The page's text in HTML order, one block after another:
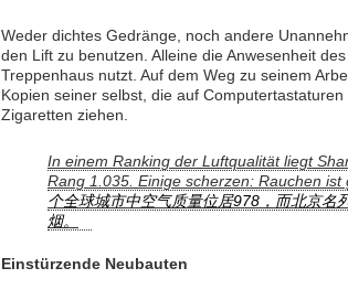
Weder dichtes Gedränge, noch andere
den Lift zu benutzen. Alleine die Anwesenheit
Treppenhaus nutzt. Auf dem Weg zu seinem
Kopien seiner selbst, die auf
Zigaretten ziehen.
In einem Ranking der Luftqualität liegt
Rang 1.035. Einige scherzen: Rauchen ist
个全球城市中空气质量位居978，而北京名
烟。
Einstürzende Neubauten